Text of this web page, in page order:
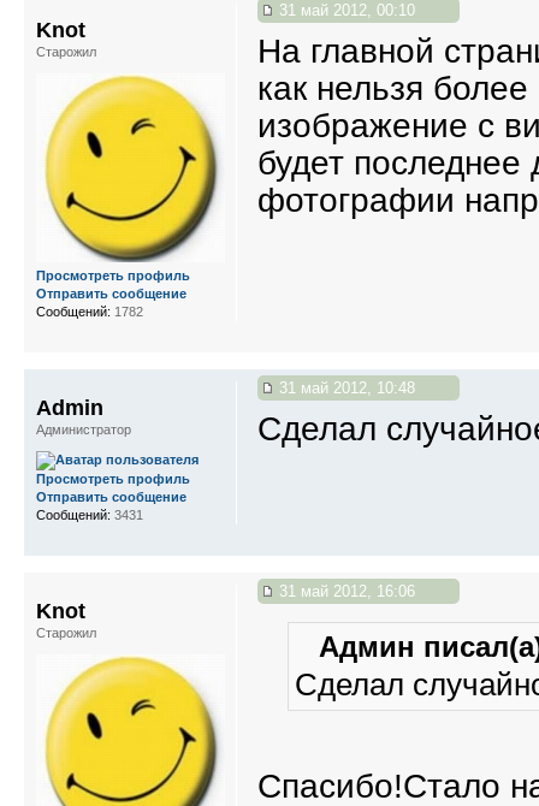
31 май 2012, 00:10
На главной
как нельзя
изображение с
будет последнее
фотографии
Knot
Старожил
Просмотреть профиль
Отправить сообщение
Сообщений: 1782
31 май 2012, 10:48
Сделал
Admin
Администратор
Просмотреть профиль
Отправить сообщение
Сообщений: 3431
31 май 2012, 16:06
Админ
Сделал
Спасибо!Стало
Knot
Старожил